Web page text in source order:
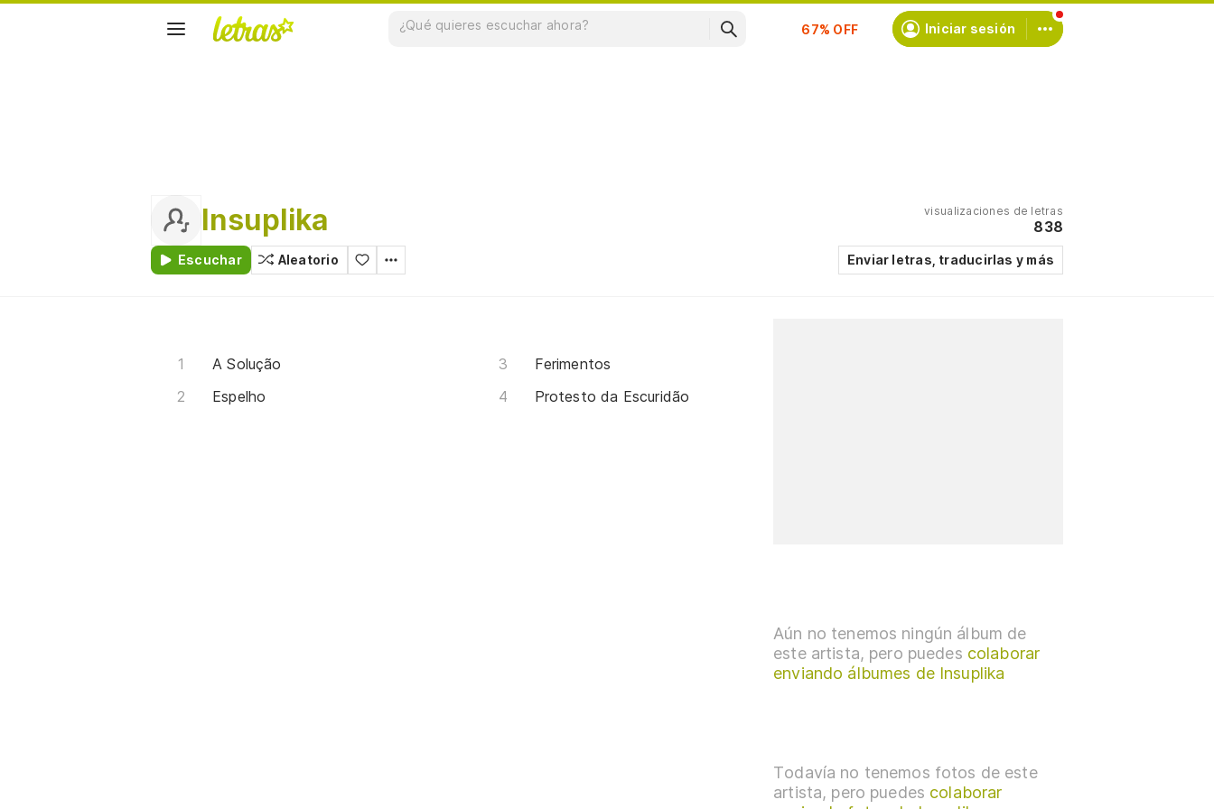
Suscríbete
Iniciar sesión
Insuplika
Escuchar Aleatorio
visualizaciones de letras
838
Enviar letras, traducirlas y más
A Solução
Espelho
Ferimentos
Protesto da Escuridão
Aún no tenemos ningún álbum de
este artista, pero puedes colaborar
enviando álbumes de Insuplika
Todavía no tenemos fotos de este
artista, pero puedes colaborar